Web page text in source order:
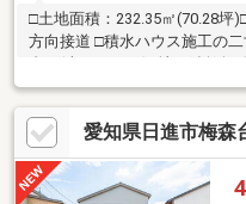
□土地面積：232.35㎡(70.28坪
方向接道 □積水ハウス施工の
完了(2023年6月) ・クロス(全
張り ・洗面台(1階/2階)、ト
新品交換 ・キッチン水栓(1階
グ 等
愛知県日進市梅森